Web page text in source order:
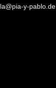
y-pablo.de